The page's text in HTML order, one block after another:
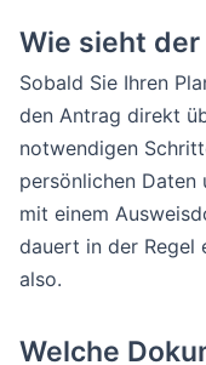
Wie sieht
Sobald Sie Ihren
den Antrag direkt
notwendigen
persönlichen
mit einem
dauert in der Regel
also.
Welche